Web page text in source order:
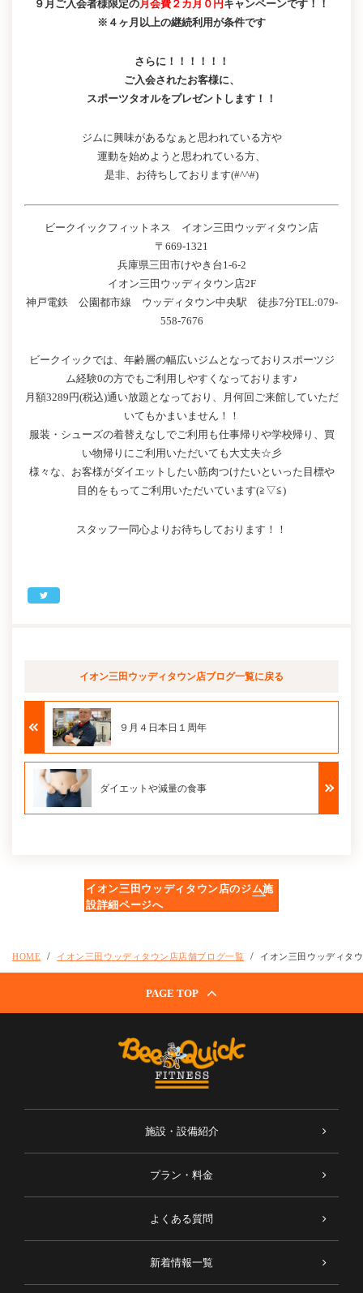
９月ご入会者様限定の月会費２カ月０円 キャンペーンです！！
※４ヶ月以上の継続利用が条件です
さらに！！！！！！
ご入会されたお客様に、
スポーツタオルをプレゼントします！！
ジムに興味があるなぁと思われている方や
運動を始めようと思われている方、
是非、お待ちしております(#^^#)
ビークイックフィットネス イオン三田ウッディタウン店
〒669-1321
兵庫県三田市けやき台1-6-2
イオン三田ウッディタウン店2F
神戸電鉄 公園都市線 ウッディタウン中央駅 徒歩7分TEL:079-
558-7676
ビークイックでは、年齢層の幅広いジムとなっておりスポーツジ
ム経験0の方でもご利用しやすくなっております♪
月額3289円(税込)通い放題となっており、月何回ご来館していただ
いてもかまいません！！
服装・シューズの着替えなしでご利用も仕事帰りや学校帰り、買
い物帰りにご利用いただいても大丈夫☆彡
様々な、お客様がダイエットしたい筋肉つけたいといった目標や
目的をもってご利用いただいています(≧▽≦)
スタッフ一同心よりお待ちしております！！
イオン三田ウッディタウン店ブログ一覧に戻る
９月４日本日１周年
ダイエットや減量の食事
イオン三田ウッディタウン店のジム施
設詳細ページへ
HOME イオン三田ウッディタウン店店舗ブログ一覧 イオン三田ウッディタ
PAGE TOP
施設・設備紹介
プラン・料金
よくある質問
新着情報一覧